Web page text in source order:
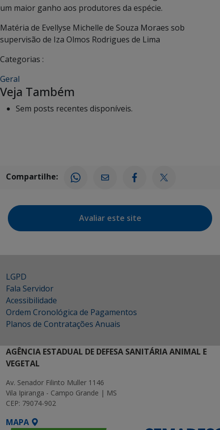
um maior ganho aos produtores da espécie.
Matéria de Evellyse Michelle de Souza Moraes sob
supervisão de Iza Olmos Rodrigues de Lima
Categorias :
Geral
Veja Também
Sem posts recentes disponíveis.
Compartilhe:
Avaliar este site
LGPD
Fala Servidor
Acessibilidade
Ordem Cronológica de Pagamentos
Planos de Contratações Anuais
AGÊNCIA ESTADUAL DE DEFESA SANITÁRIA ANIMAL E
VEGETAL
Av. Senador Filinto Muller 1146
Vila Ipiranga - Campo Grande | MS
CEP: 79074-902
MAPA